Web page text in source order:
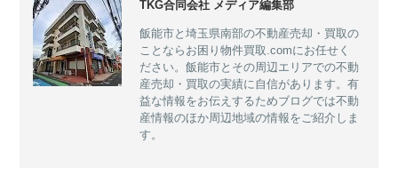
TKG合同会社 メディア編集部
飯能市と埼玉県南部の不動産売却・買取の
ことならお困り物件買取.comにお任せく
ださい。飯能市とその周辺エリアでの不動
産売却・買取の実績に自信があります。有
益な情報をお伝えするためブログでは不動
産情報のほか周辺地域の情報をご紹介しま
す。